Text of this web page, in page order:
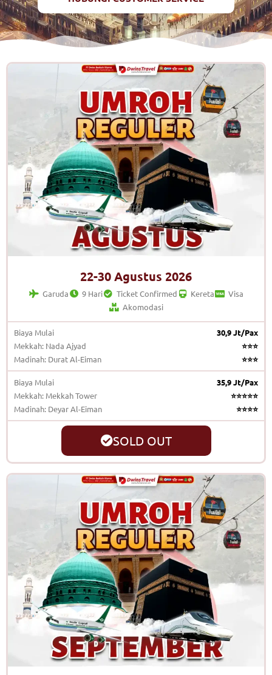
22-30 Agustus 2026
Garuda 9 Hari Ticket Confirmed Kereta
Visa
Akomodasi
Biaya Mulai
30,9 Jt/Pax
Mekkah: Nada Ajyad
⭐⭐⭐
Madinah: Durat Al-Eiman
⭐⭐⭐
Biaya Mulai
35,9 Jt/Pax
Mekkah: Mekkah Tower
⭐⭐⭐⭐⭐
Madinah: Deyar Al-Eiman
⭐⭐⭐⭐
SOLD OUT